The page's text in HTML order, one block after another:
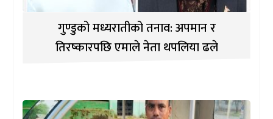
गुण्डुको मध्यरातीको तनाव: अपमान र
तिरष्कारपछि एमाले नेता थपलिया ढले